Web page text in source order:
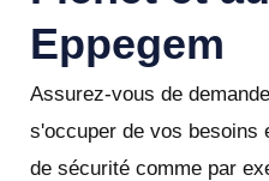
Eppegem
Assurez-vous de
s'occuper de vos besoins
de sécurité comme par